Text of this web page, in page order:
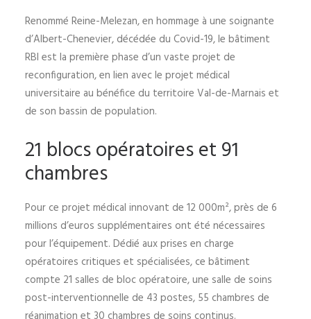
Renommé Reine-Melezan, en hommage à une soignante
d’Albert-Chenevier, décédée du Covid-19, le bâtiment
RBI est la première phase d’un vaste projet de
reconfiguration, en lien avec le projet médical
universitaire au bénéfice du territoire Val-de-Marnais et
de son bassin de population.
21 blocs opératoires et 91
chambres
Pour ce projet médical innovant de 12 000m², près de 6
millions d’euros supplémentaires ont été nécessaires
pour l’équipement. Dédié aux prises en charge
opératoires critiques et spécialisées, ce bâtiment
compte 21 salles de bloc opératoire, une salle de soins
post-interventionnelle de 43 postes, 55 chambres de